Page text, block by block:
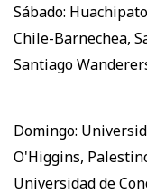
Sábado:
Chile-Barnechea,
Santiago
Domingo:
O'Higgins,
Universidad de